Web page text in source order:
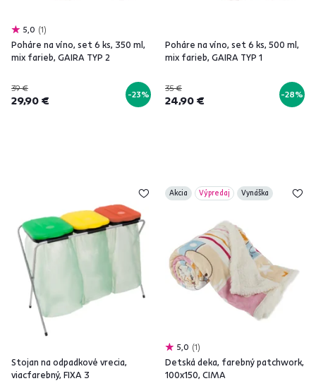
5,0 1
Poháre na víno, set 6 ks, 350 ml,
mix farieb, GAIRA TYP 2
39 €
29,90 € -23%
Poháre na víno, set 6 ks, 500 ml,
mix farieb, GAIRA TYP 1
35 €
24,90 € -28%
Stojan na odpadkové vrecia,
viacfarebný, FIXA 3
Akcia Výpredaj Vynáška
5,0 1
Detská deka, farebný patchwork,
100x150, CIMA